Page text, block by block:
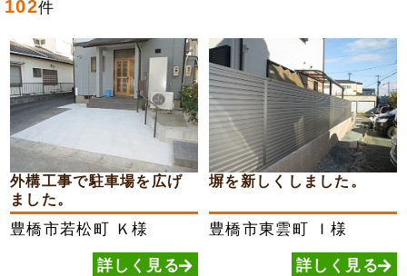
102件
外構工事で駐車場を広げ
ました。
豊橋市若松町 Ｋ様
詳しく見る
塀を新しくしました。
豊橋市東雲町 Ｉ様
詳しく見る